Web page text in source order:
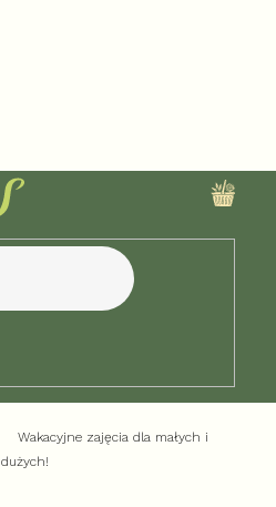
Wakacyjne zajęcia dla małych i
dużych!